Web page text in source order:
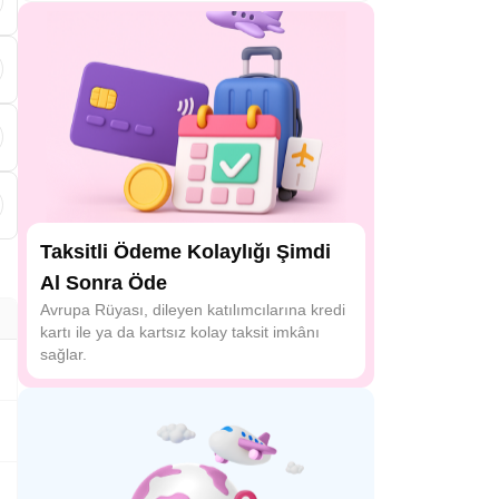
Taksitli Ödeme Kolaylığı Şimdi
Al Sonra Öde
Avrupa Rüyası, dileyen katılımcılarına kredi
kartı ile ya da kartsız kolay taksit imkânı
sağlar.